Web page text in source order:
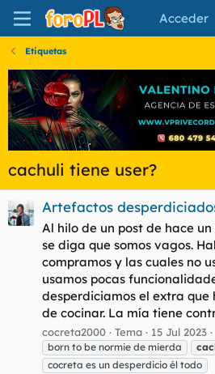
Acceder
Etiquetas
cachuli tiene user?
Artefactos
Al hilo de un post de hace
se diga que somos vagos.
compramos y las cuales no
usamos pocas
desperdiciamos el extra que
de cocinar. La mía tiene
cocreta2000 Tema 15 Jul 2023
born to be normie de mierda
cocreta es un desperdicio él todo